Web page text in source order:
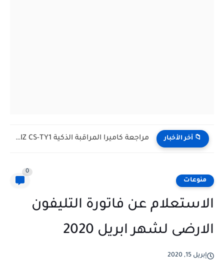
📁 آخر الأخبار مراجعة راديو جولون الأصلي: راديو كلاسيكي يعمل بالكهرباء والبطاريات، هل...
منوعات
0
الاستعلام عن فاتورة التليفون
الارضى لشهر ابريل 2020
إبريل 15, 2020